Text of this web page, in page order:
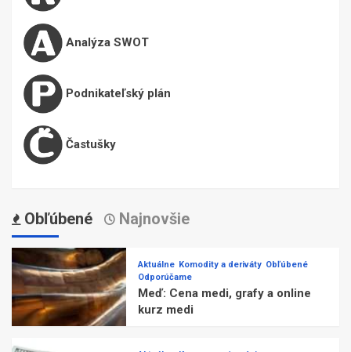
Analýza SWOT
Podnikateľský plán
Častušky
Obľúbené Najnovšie
Aktuálne Komodity a deriváty Obľúbené
Odporúčame
Meď: Cena medi, grafy a online
kurz medi